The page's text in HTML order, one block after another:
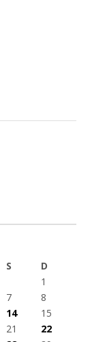
S
D
1
7
8
14
15
21
22